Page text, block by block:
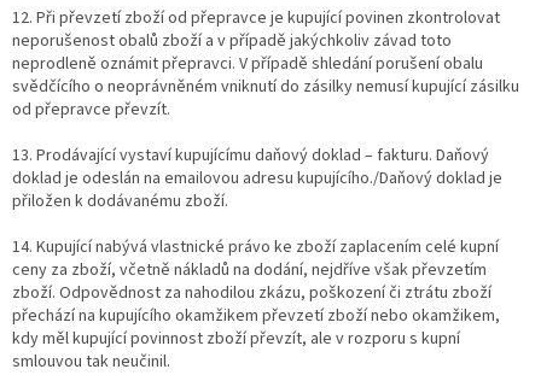
12. Při převzetí zboží od přepravce je kupující povinen zkontrolovat
neporušenost obalů zboží a v případě jakýchkoliv závad toto
neprodleně oznámit přepravci. V případě shledání porušení obalu
svědčícího o neoprávněném vniknutí do zásilky nemusí kupující zásilku
od přepravce převzít.
13. Prodávající vystaví kupujícímu daňový doklad – fakturu. Daňový
doklad je odeslán na emailovou adresu kupujícího./Daňový doklad je
přiložen k dodávanému zboží.
14. Kupující nabývá vlastnické právo ke zboží zaplacením celé kupní
ceny za zboží, včetně nákladů na dodání, nejdříve však převzetím
zboží. Odpovědnost za nahodilou zkázu, poškození či ztrátu zboží
přechází na kupujícího okamžikem převzetí zboží nebo okamžikem,
kdy měl kupující povinnost zboží převzít, ale v rozporu s kupní
smlouvou tak neučinil.